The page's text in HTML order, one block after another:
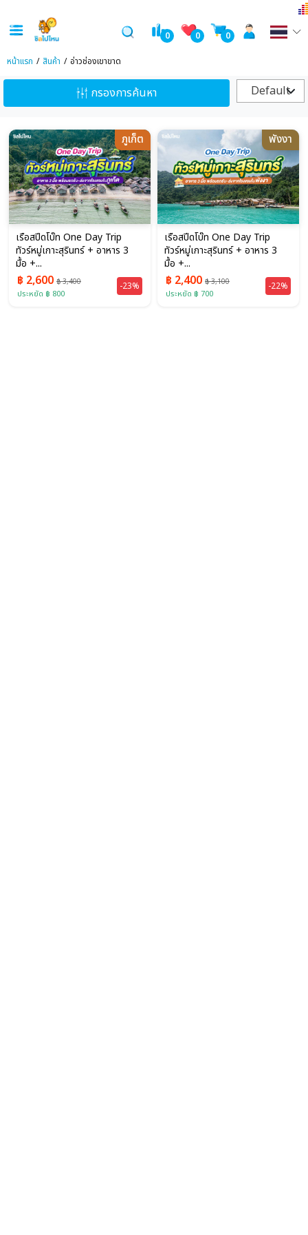
0 0 0
หน้าแรก สินค้า อ่าวช่องเขาขาด
กรองการค้นหา Default
ภูเก็ต
เรือสปีดโบ๊ท One Day Trip
ทัวร์หมู่เกาะสุรินทร์ + อาหาร 3
มื้อ +...
฿ 2,600 ฿ 3,400
ประหยัด ฿ 800
-23%
พังงา
เรือสปีดโบ๊ท One Day Trip
ทัวร์หมู่เกาะสุรินทร์ + อาหาร 3
มื้อ +...
฿ 2,400 ฿ 3,100
ประหยัด ฿ 700
-22%